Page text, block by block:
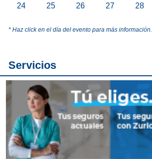
24 25 26 27 28
* Haz click en el día del evento para más información.
Servicios